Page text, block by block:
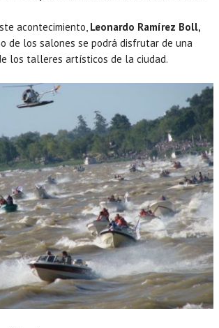
acontecimiento, Leonardo Ramírez Boll,
de los salones se podrá disfrutar de una
los talleres artísticos de la ciudad.